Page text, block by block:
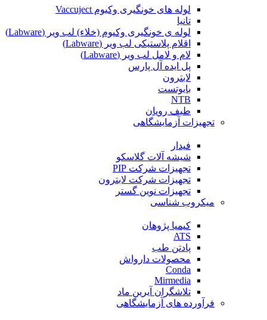
لوله های خونگیری وکیوم Vaccuject
تانیا
لوله ی خونگیری وکیوم (خلاء) لب ویر (Labware)
اقلام پلاستیکی لب ویر (Labware)
لام و لامل لب ویر (Labware)
پل ایده آل پارس
لابترون
بایوتست
NTB
طیف رویان
تجهیزات آزمایشگاهی
فیدار
شیشه آلات گلاسکو
تجهیزات شرکت PIP
تجهیزات شرکت لابترون
تجهیزات نوین گستر
میکروب شناسی
کیمیا پژوهان
ATS
پادتن طب
محصولات دارواش
Conda
Mirmedia
تلاشگران آیرین ماد
فرآورده های آزمایشگاهی